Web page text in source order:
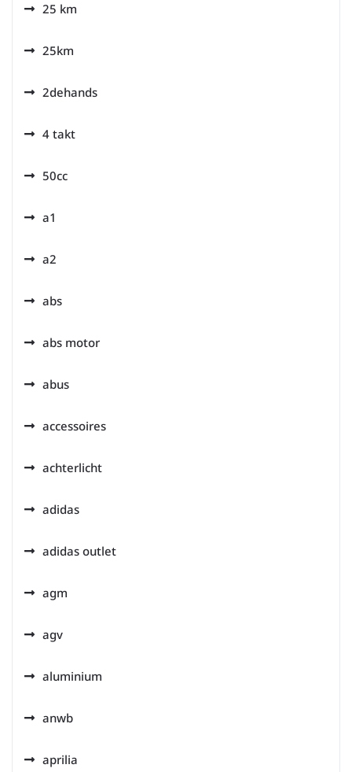
25 km
25km
2dehands
4 takt
50cc
a1
a2
abs
abs motor
abus
accessoires
achterlicht
adidas
adidas outlet
agm
agv
aluminium
anwb
aprilia